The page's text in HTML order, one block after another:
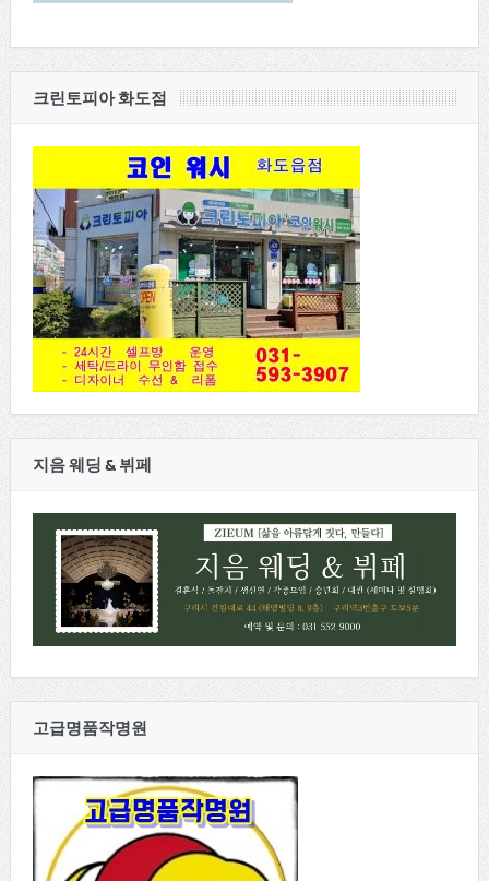
크린토피아 화도점
지음 웨딩 & 뷔페
고급명품작명원